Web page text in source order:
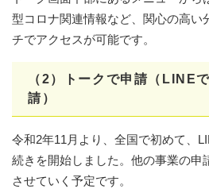
型コロナ関連情報など、関心の高い
チでアクセスが可能です。
（2）トークで申請（LINE
請）
令和2年11月より、全国で初めて、
続きを開始しました。他の事業の申
させていく予定です。